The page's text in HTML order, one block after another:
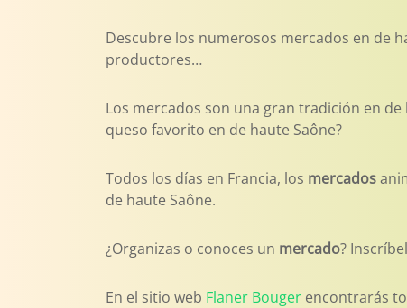
Descubre los numerosos mercados en de
productores…
Los mercados son una gran tradición en
queso favorito en de haute Saône?
Todos los días en Francia, los mercados
de haute Saône.
¿Organizas o conoces un mercado?
En el sitio web Flaner Bouger encontrarás